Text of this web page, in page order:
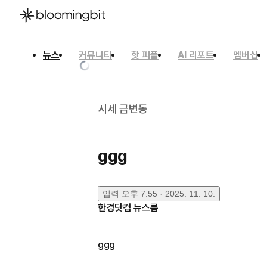
뉴스 커뮤니티 핫 피플 AI 리포트 멤버십
시세 급변동
ggg
입력 오후 7:55 · 2025. 11. 10.
한경닷컴 뉴스룸
ggg